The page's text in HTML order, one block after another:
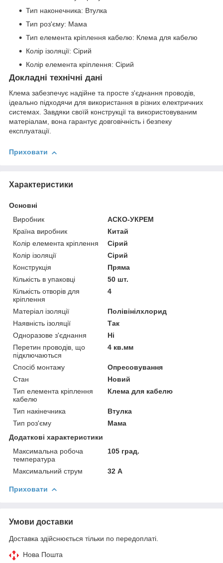
Тип наконечника: Втулка
Тип роз'єму: Мама
Тип елемента кріплення кабелю: Клема для кабелю
Колір ізоляції: Сірий
Колір елемента кріплення: Сірий
Докладні технічні дані
Клема забезпечує надійне та просте з'єднання проводів,
ідеально підходячи для використання в різних електричних
системах. Завдяки своїй конструкції та використовуваним
матеріалам, вона гарантує довговічність і безпеку
експлуатації.
Приховати
Характеристики
Основні
Виробник
АСКО-УКРЕМ
Країна виробник
Китай
Колір елемента кріплення
Сірий
Колір ізоляції
Сірий
Конструкція
Пряма
Кількість в упаковці
50 шт.
Кількість отворів для
кріплення
4
Матеріал ізоляції
Полівінілхлорид
Наявність ізоляції
Так
Одноразове з'єднання
Ні
Перетин проводів, що
підключаються
4 кв.мм
Спосіб монтажу
Опресовування
Стан
Новий
Тип елемента кріплення
кабелю
Клема для кабелю
Тип накінечника
Втулка
Тип роз'єму
Мама
Додаткові характеристики
Максимальна робоча
температура
105 град.
Максимальний струм 32 А
Приховати
Умови доставки
Доставка здійснюється тільки по передоплаті.
Нова Пошта